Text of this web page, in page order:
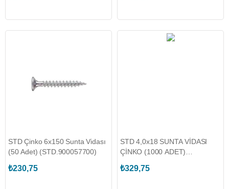
STD Çinko 6x150 Sunta Vidası
(50 Adet) (STD.900057700)
₺230,75
STD 4,0x18 SUNTA VİDASI
ÇİNKO (1000 ADET)
₺329,75